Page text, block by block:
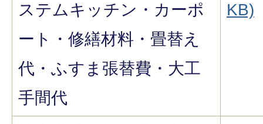
ステムキッチン・カーポ
ート・修繕材料・畳替え
代・ふすま張替費・大工
手間代
KB)